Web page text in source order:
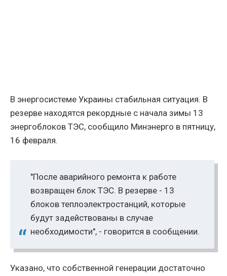
В энергосистеме Украины стабильная ситуация. В
резерве находятся рекордные с начала зимы 13
энергоблоков ТЭС, сообщило Минэнерго в пятницу,
16 февраля.
"После аварийного ремонта к работе
возвращен блок ТЭС. В резерве - 13
блоков теплоэлектростанций, которые
будут задействованы в случае
необходимости", - говорится в сообщении.
Указано, что собственной генерации достаточно